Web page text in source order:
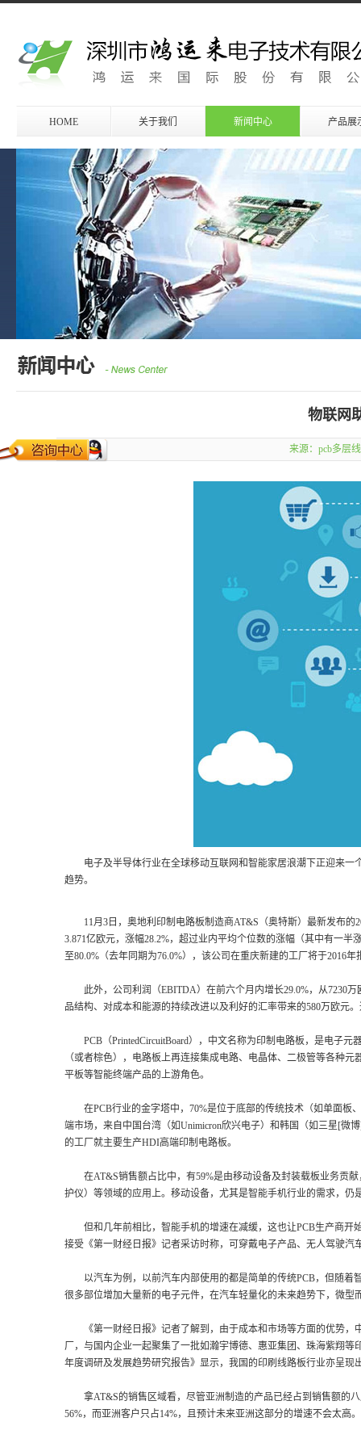
HOME 关于我们 新闻中心 产品展
物联网
来源： pcb多层
电子及半导体行业在全球移动互联网和智能家居浪潮下正迎来一
趋势。
11月3日，奥地利印制电路板制造商AT&S（奥特斯）最新发布的
3.871亿欧元，涨幅28.2%，超过业内平均个位数的涨幅（其中有一
至80.0%（去年同期为76.0%），该公司在重庆新建的工厂将于2016年
此外，公司利润（EBITDA）在前六个月内增长29.0%，从7230万
品结构、对成本和能源的持续改进以及利好的汇率带来的580万欧元
PCB（PrintedCircuitBoard），中文名称为印制电路板，是电子元
（或者棕色），电路板上再连接集成电路、电晶体、二极管等各种
平板等智能终端产品的上游角色。
在PCB行业的金字塔中，70%是位于底部的传统技术（如单面板
端市场，来自中国台湾（如Unimicron欣兴电子）和韩国（如三星[微
的工厂就主要生产HDI高端印制电路板。
在AT&S销售额占比中，有59%是由移动设备及封装载板业务贡献
护仪）等领域的应用上。移动设备，尤其是智能手机行业的需求，仍
但和几年前相比，智能手机的增速在减缓，这也让PCB生产商开
接受《第一财经日报》记者采访时称，可穿戴电子产品、无人驾驶
以汽车为例，以前汽车内部使用的都是简单的传统PCB，但随着
很多部位增加大量新的电子元件，在汽车轻量化的未来趋势下，微
《第一财经日报》记者了解到，由于成本和市场等方面的优势，
厂，与国内企业一起聚集了一批如瀚宇博德、惠亚集团、珠海紫翔
年度调研及发展趋势研究报告》显示，我国的印刷线路板行业亦呈现
拿AT&S的销售区域看，尽管亚洲制造的产品已经占到销售额的八
56%，而亚洲客户只占14%，且预计未来亚洲这部分的增速不会太高。